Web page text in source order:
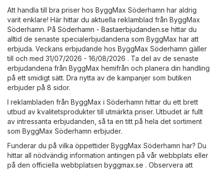
Att handla till bra priser hos ByggMax Söderhamn har aldrig
varit enklare! Här hittar du aktuella reklamblad från ByggMax
Söderhamn. På Söderhamn - Bastaerbjudanden.se hittar du
alltid de senaste specialerbjudandena som ByggMax har att
erbjuda. Veckans erbjudande hos ByggMax Söderhamn gäller
till och med 31/07/2026 - 16/08/2026 . Ta del av de senaste
erbjudandena från ByggMax hemifrån och planera din handling
på ett smidigt sätt. Dra nytta av de kampanjer som butiken
erbjuder på 8 sidor.
I reklambladen från ByggMax i Söderhamn hittar du ett brett
utbud av kvalitetsprodukter till utmärkta priser. Utbudet är fullt
av intressanta erbjudanden, så ta en titt på hela det sortiment
som ByggMax Söderhamn erbjuder.
Funderar du på vilka öppettider ByggMax Söderhamn har? Du
hittar all nödvändig information antingen på vår webbplats eller
på den officiella webbplatsen byggmax.se . Observera att